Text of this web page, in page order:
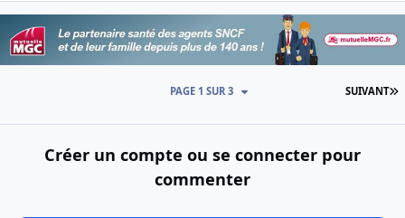
SUIVANT
PAGE 1 SUR 3
Créer un compte ou se connecter pour
commenter